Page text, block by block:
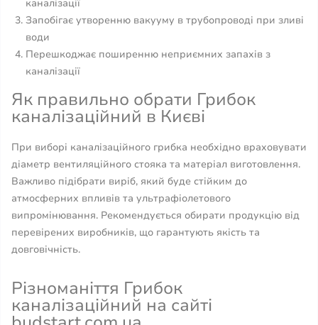
каналізації
Запобігає утворенню вакууму в трубопроводі при зливі
води
Перешкоджає поширенню неприємних запахів з
каналізації
Як правильно обрати Грибок
каналізаційний в Києві
При виборі каналізаційного грибка необхідно враховувати
діаметр вентиляційного стояка та матеріал виготовлення.
Важливо підібрати виріб, який буде стійким до
атмосферних впливів та ультрафіолетового
випромінювання. Рекомендується обирати продукцію від
перевірених виробників, що гарантують якість та
довговічність.
Різноманіття Грибок
каналізаційний на сайті